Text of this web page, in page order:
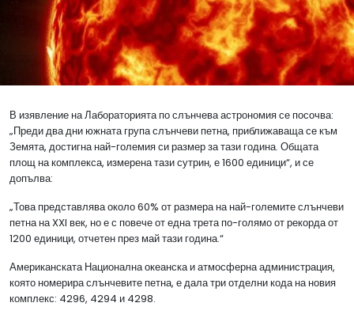
В изявление на Лабораторията по слънчева астрономия се посочва:
„Преди два дни южната група слънчеви петна, приближаваща се към
Земята, достигна най-големия си размер за тази година. Общата
площ на комплекса, измерена тази сутрин, е 1600 единици“, и се
допълва:
„Това представлява около 60% от размера на най-големите слънчеви
петна на XXI век, но е с повече от една трета по-голямо от рекорда от
1200 единици, отчетен през май тази година.“
Американската Национална океанска и атмосферна администрация,
която номерира слънчевите петна, е дала три отделни кода на новия
комплекс: 4296, 4294 и 4298.